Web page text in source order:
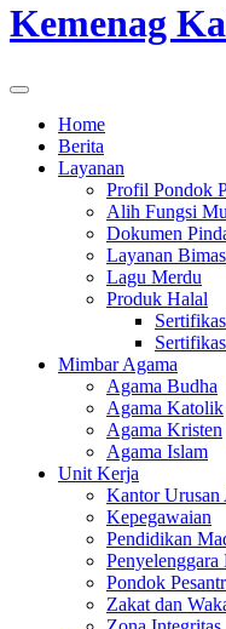
Kemenag
Home
Berita
Layanan
Profil Pondok
Alih Fungsi
Dokumen
Layanan
Lagu Merdu
Produk Halal
Mimbar Agama
Agama Budha
Agama Katolik
Agama Kristen
Agama Islam
Unit Kerja
Kantor Urusan
Kepegawaian
Pendidikan
Pondok
Zakat dan